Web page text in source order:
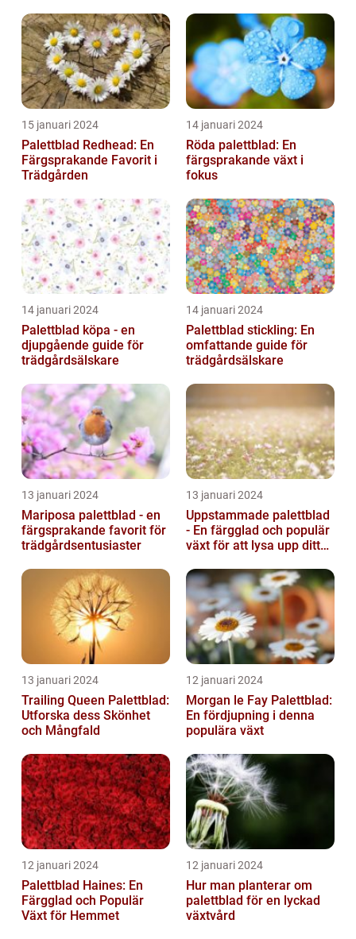
15 januari 2024
Palettblad Redhead: En
Färgsprakande Favorit i
Trädgården
14 januari 2024
Röda palettblad: En
färgsprakande växt i
fokus
14 januari 2024
Palettblad köpa - en
djupgående guide för
trädgårdsälskare
14 januari 2024
Palettblad stickling: En
omfattande guide för
trädgårdsälskare
13 januari 2024
Mariposa palettblad - en
färgsprakande favorit för
trädgårdsentusiaster
13 januari 2024
Uppstammade palettblad
- En färgglad och populär
växt för att lysa upp ditt
13 januari 2024
Trailing Queen Palettblad:
Utforska dess Skönhet
och Mångfald
12 januari 2024
Morgan le Fay Palettblad:
En fördjupning i denna
populära växt
12 januari 2024
Palettblad Haines: En
Färgglad och Populär
Växt för Hemmet
12 januari 2024
Hur man planterar om
palettblad för en lyckad
växtvård